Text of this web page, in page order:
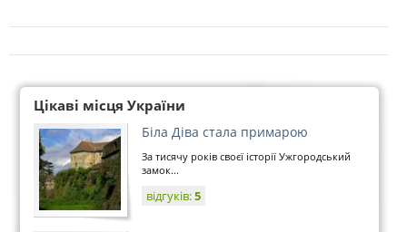
Цікаві місця України
Біла Діва стала примарою
За тисячу років своєї історії Ужгородський
замок...
відгуків:5